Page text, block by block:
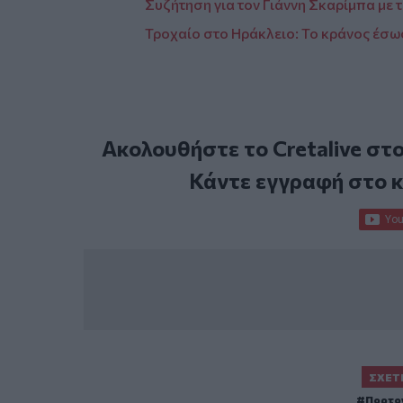
Συζήτηση για τον Γιάννη Σκαρίμπα
Τροχαίο στο Ηράκλειο: Το κράνος
Ακολουθήστε το Cretalive
Κάντε εγγραφή στο